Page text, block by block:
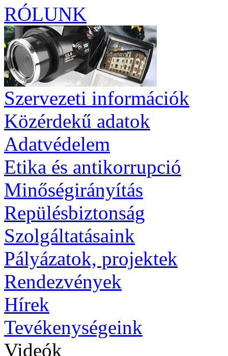
RÓLUNK
Szervezeti információk
Közérdekű adatok
Adatvédelem
Etika és antikorrupció
Minőségirányítás
Repülésbiztonság
Szolgáltatásaink
Pályázatok, projektek
Rendezvények
Hírek
Tevékenységeink
Videók